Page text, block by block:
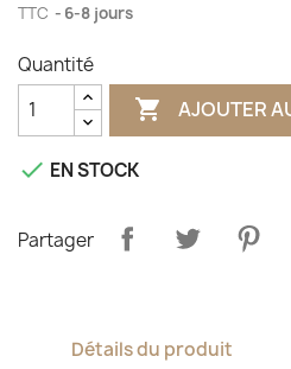
TTC 6-8 jours
Quantité
 AJOUTER
 EN STOCK
Partager
Détails du produit